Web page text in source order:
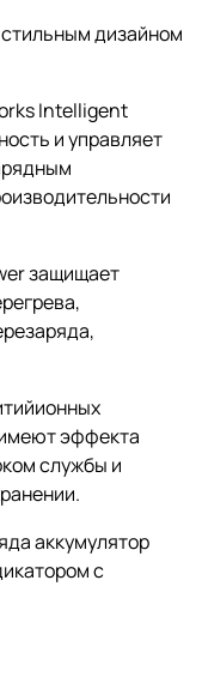
дизайном
Intelligent
и управляет
защищает
эффекта
службы и
аккумулятор
с